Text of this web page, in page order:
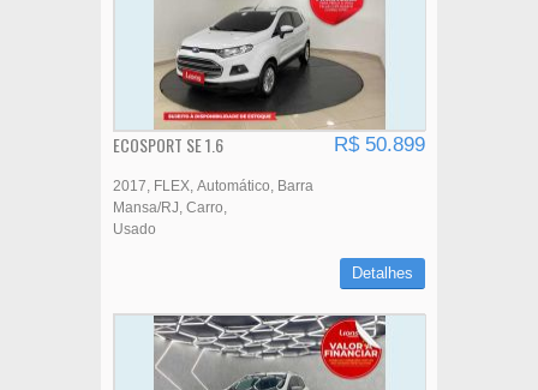
ECOSPORT SE 1.6 R$ 50.899
2017 FLEX Automático
Barra
Mansa/RJ Carro
Usado
Detalhes